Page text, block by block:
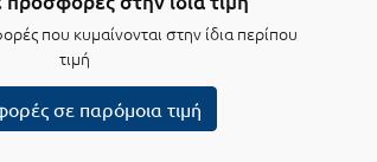
που κυμαίνονται στην ίδια περίπου
τιμή
σε παρόμοια τιμή